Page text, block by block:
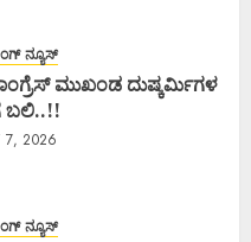
ನ್ಯೂಸ್
ಮುಖಂಡ ದುಷ್ಕರ್ಮಿಗಳ
ಬಲಿ..!!
7, 2026
ನ್ಯೂಸ್